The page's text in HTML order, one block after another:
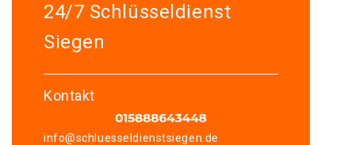
24/7 Schlüsseldienst
Siegen
Kontakt
info@schluesseldienstsiegen.de